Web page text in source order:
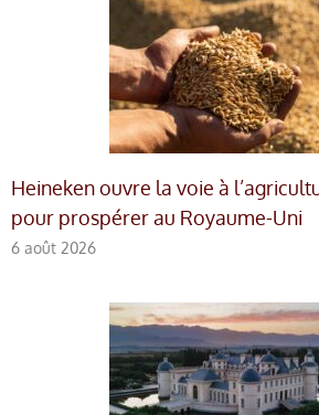
Heineken ouvre la voie à
pour prospérer au Royaume-Uni
6 août 2026